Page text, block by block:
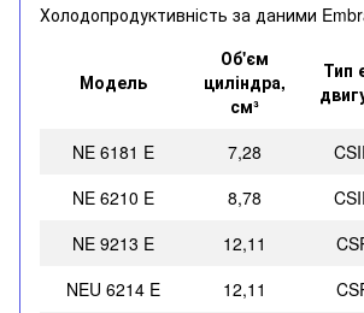
Холодопродуктивність за даними
Модель
Об'єм
циліндра,
см³
Тип
NE 6181 E 7,28
NE 6210 E
8,78
NE 9213 E
12,11
NEU 6214 E
12,11